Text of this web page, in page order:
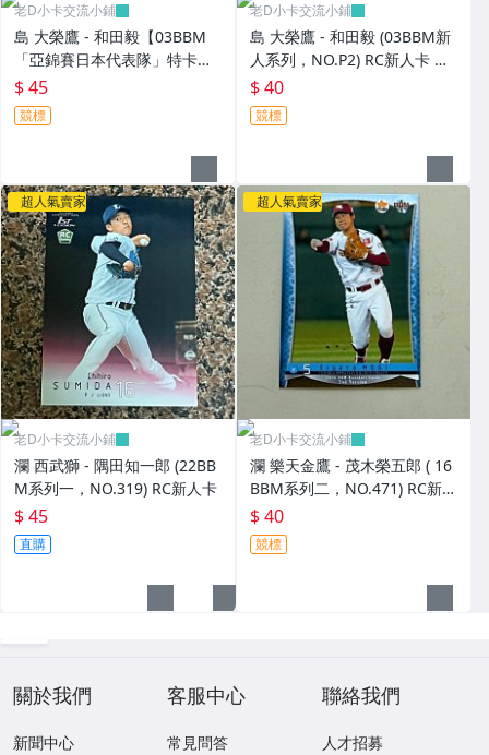
老D小卡交流小鋪
島 大榮鷹 - 和田毅【03BBM
「亞錦賽日本代表隊」特卡，
NO.AJ10】RC新人卡
$ 45
競標
老D小卡交流小鋪
島 大榮鷹 - 和田毅 (03BBM新
人系列，NO.P2) RC新人卡 宣
傳卡
$ 40
競標
超人氣賣家
老D小卡交流小鋪
瀾 西武獅 - 隅田知一郎 (22BB
M系列一，NO.319) RC新人卡
$ 45
直購
超人氣賣家
老D小卡交流小鋪
瀾 樂天金鷹 - 茂木榮五郎 ( 16
BBM系列二，NO.471) RC新人
卡
$ 40
競標
關於我們
新聞中心
客服中心
常見問答
聯絡我們
人才招募